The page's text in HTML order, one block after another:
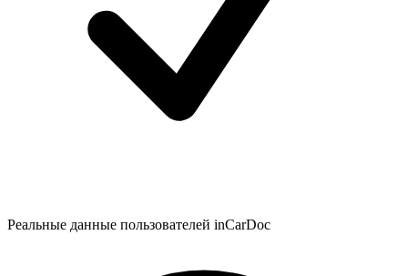
Реальные данные пользователей inCarDoc